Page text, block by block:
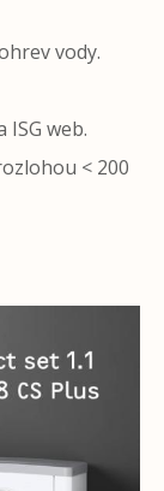
vody.
web.
< 200